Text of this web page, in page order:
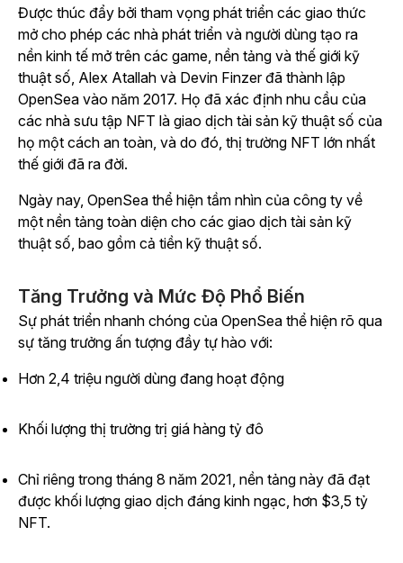
Được thúc đẩy bởi tham vọng phát triển các giao thức
mở cho phép các nhà phát triển và người dùng tạo ra
nền kinh tế mở trên các game, nền tảng và thế giới kỹ
thuật số, Alex Atallah và Devin Finzer đã thành lập
OpenSea vào năm 2017. Họ đã xác định nhu cầu của
các nhà sưu tập NFT là giao dịch tài sản kỹ thuật số của
họ một cách an toàn, và do đó, thị trường NFT lớn nhất
thế giới đã ra đời.
Ngày nay, OpenSea thể hiện tầm nhìn của công ty về
một nền tảng toàn diện cho các giao dịch tài sản kỹ
thuật số, bao gồm cả tiền kỹ thuật số.
Tăng Trưởng và Mức Độ Phổ Biến
Sự phát triển nhanh chóng của OpenSea thể hiện rõ qua
sự tăng trưởng ấn tượng đầy tự hào với:
Hơn 2,4 triệu người dùng đang hoạt động
Khối lượng thị trường trị giá hàng tỷ đô
Chỉ riêng trong tháng 8 năm 2021, nền tảng này đã đạt
được khối lượng giao dịch đáng kinh ngạc, hơn $3,5 tỷ
NFT.